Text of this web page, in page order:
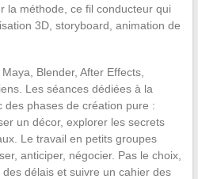
la méthode, ce fil conducteur qui
3D, storyboard, animation de
Blender, After Effects,
Les séances dédiées à la
des phases de création pure :
un décor, explorer les secrets
Le travail en petits groupes
anticiper, négocier. Pas le choix,
délais et suivre un cahier des